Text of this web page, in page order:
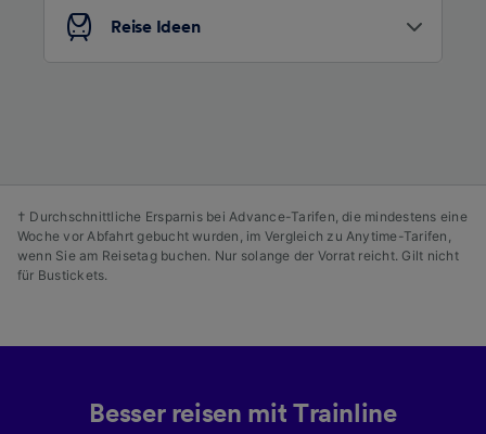
Reise Ideen
† Durchschnittliche Ersparnis bei Advance-Tarifen, die mindestens eine
Woche vor Abfahrt gebucht wurden, im Vergleich zu Anytime-Tarifen,
wenn Sie am Reisetag buchen. Nur solange der Vorrat reicht. Gilt nicht
für Bustickets.
Besser reisen mit Trainline
Entwicklung und Verbesserung von
Angeboten.